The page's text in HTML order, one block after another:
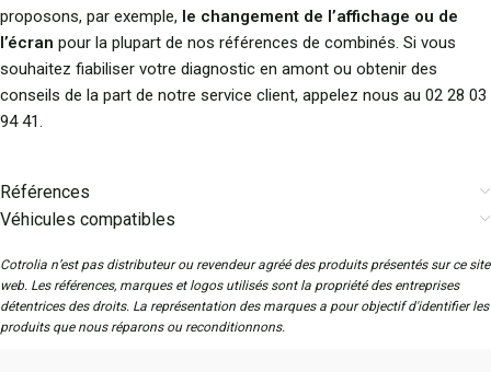
proposons, par exemple, le changement de l’affichage ou de
l’écran pour la plupart de nos références de combinés. Si vous
souhaitez fiabiliser votre diagnostic en amont ou obtenir des
conseils de la part de notre service client, appelez nous au 02 28 03
94 41.
Références
Véhicules compatibles
Cotrolia n’est pas distributeur ou revendeur agréé des produits présentés sur ce site
web. Les références, marques et logos utilisés sont la propriété des entreprises
détentrices des droits. La représentation des marques a pour objectif d'identifier les
produits que nous réparons ou reconditionnons.